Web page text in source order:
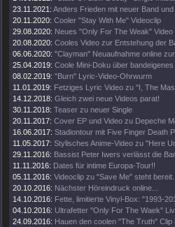
23.11.2021: Anders Frieden mit neuer Band und
20.11.2020: Cooler "Stay With Me" Videoclip
29.08.2020: Neues "Only For The Weak" Video
20.08.2020: Cooles Video zur Entstehung der
06.06.2020: "Clayman" Neuaufnahme online
25.04.2019: Coole Mini-Doku über
08.02.2019: "Burn" Lyric-Video-Ohrwurm
11.01.2019: Fetziges Lyric Video zu "I, The
14.12.2018: Gleich zwei neue Videos parat!
30.11.2018: Teaser zu neuer Single
20.11.2017: Cover EP und Video zu Depeche
16.06.2017: Stadiontour mit Five Finger Death
11.05.2017: Stylisches Anime-Video zu "Here
29.11.2016: Bassist Peter Iwers verlässt die
11.11.2016: Dates für intime Europa-Tour!!
05.11.2016: Videoclip zu "Save Me" steht bereit.
20.10.2016: Nächster Höreindruck online...
14.10.2016: Fette, limitierte Vinyl-Box: "1993-
04.10.2016: Ultrafetter "Only For The Waek"
24.09.2016: Hauen den coolen "The Truth" Clip